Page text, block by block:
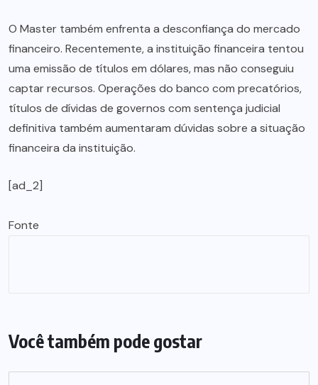
O Master também enfrenta a desconfiança do mercado
financeiro. Recentemente, a instituição financeira tentou
uma emissão de títulos em dólares, mas não conseguiu
captar recursos. Operações do banco com precatórios,
títulos de dívidas de governos com sentença judicial
definitiva também aumentaram dúvidas sobre a situação
financeira da instituição.
[ad_2]
Fonte
Você também pode gostar